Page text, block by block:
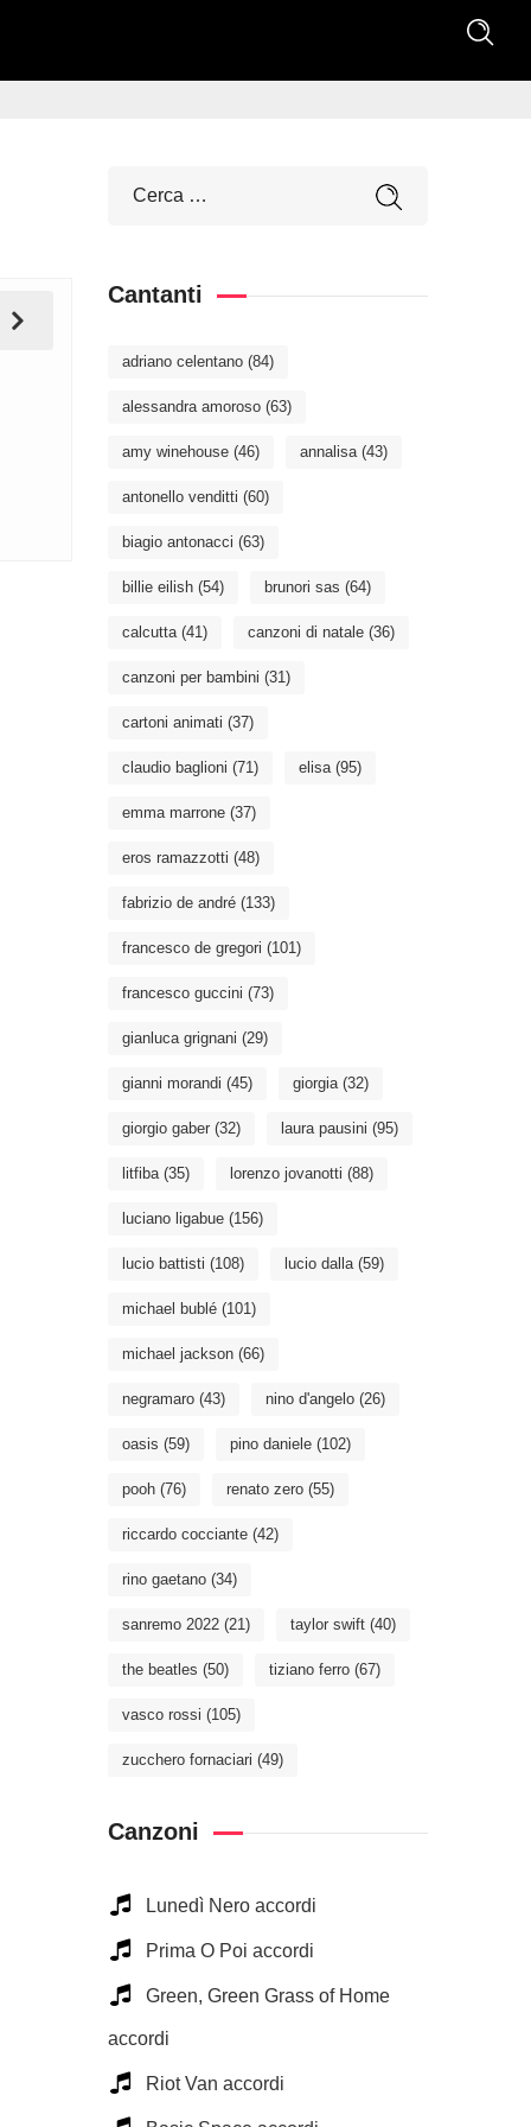
Cantanti
adriano celentano (84)
alessandra amoroso (63)
amy winehouse (46) annalisa(43)
antonello venditti (60)
biagio antonacci (63)
billie eilish (54) brunori sas (64)
calcutta(41) canzoni di natale (36)
canzoni per bambini (31)
cartoni animati (37)
claudio baglioni (71) elisa(95)
emma marrone (37)
eros ramazzotti (48)
fabrizio de andré (133)
francesco de gregori (101)
francesco guccini (73)
gianluca grignani (29)
gianni morandi (45) giorgia(32)
giorgio gaber (32) laura pausini (95)
litfiba(35) lorenzo jovanotti (88)
luciano ligabue (156)
lucio battisti (108) lucio dalla(59)
michael bublé (101)
michael jackson (66)
negramaro (43) nino d'angelo (26)
oasis (59) pino daniele (102)
pooh (76) renato zero (55)
riccardo cocciante (42)
rino gaetano (34)
sanremo 2022 (21) taylor swift (40)
the beatles (50) tiziano ferro (67)
vasco rossi (105)
zucchero fornaciari (49)
Canzoni
Lunedì Nero accordi
Prima O Poi accordi
Green, Green Grass of Home
accordi
Riot Van accordi